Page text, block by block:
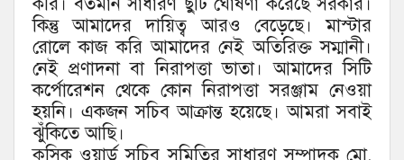
কিন্তু আমাদের দায়িত্ব আরও বেড়েছে। মাস্টার
রোলে কাজ করি আমাদের নেই অতিরিক্ত সম্মানী।
নেই প্রণাদনা বা নিরাপত্তা ভাতা। আমাদের সিটি
কর্পোরেশন থেকে কোন নিরাপত্তা সরঞ্জাম নেওয়া
হয়নি। একজন সচিব আক্রান্ত হয়েছে। আমরা সবাই
ঝুঁকিতে আছি।
কুসিক ওয়ার্ড সচিব সমিতির সাধারণ সম্পাদক মো.